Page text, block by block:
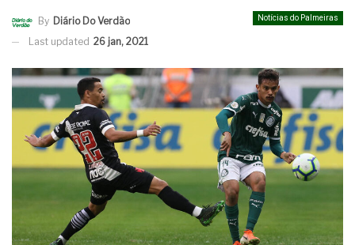
Notícias do Palmeiras
By Diário Do Verdão
Last updated 26 jan, 2021